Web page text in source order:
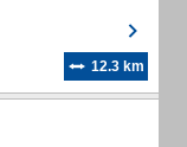
12.3 km